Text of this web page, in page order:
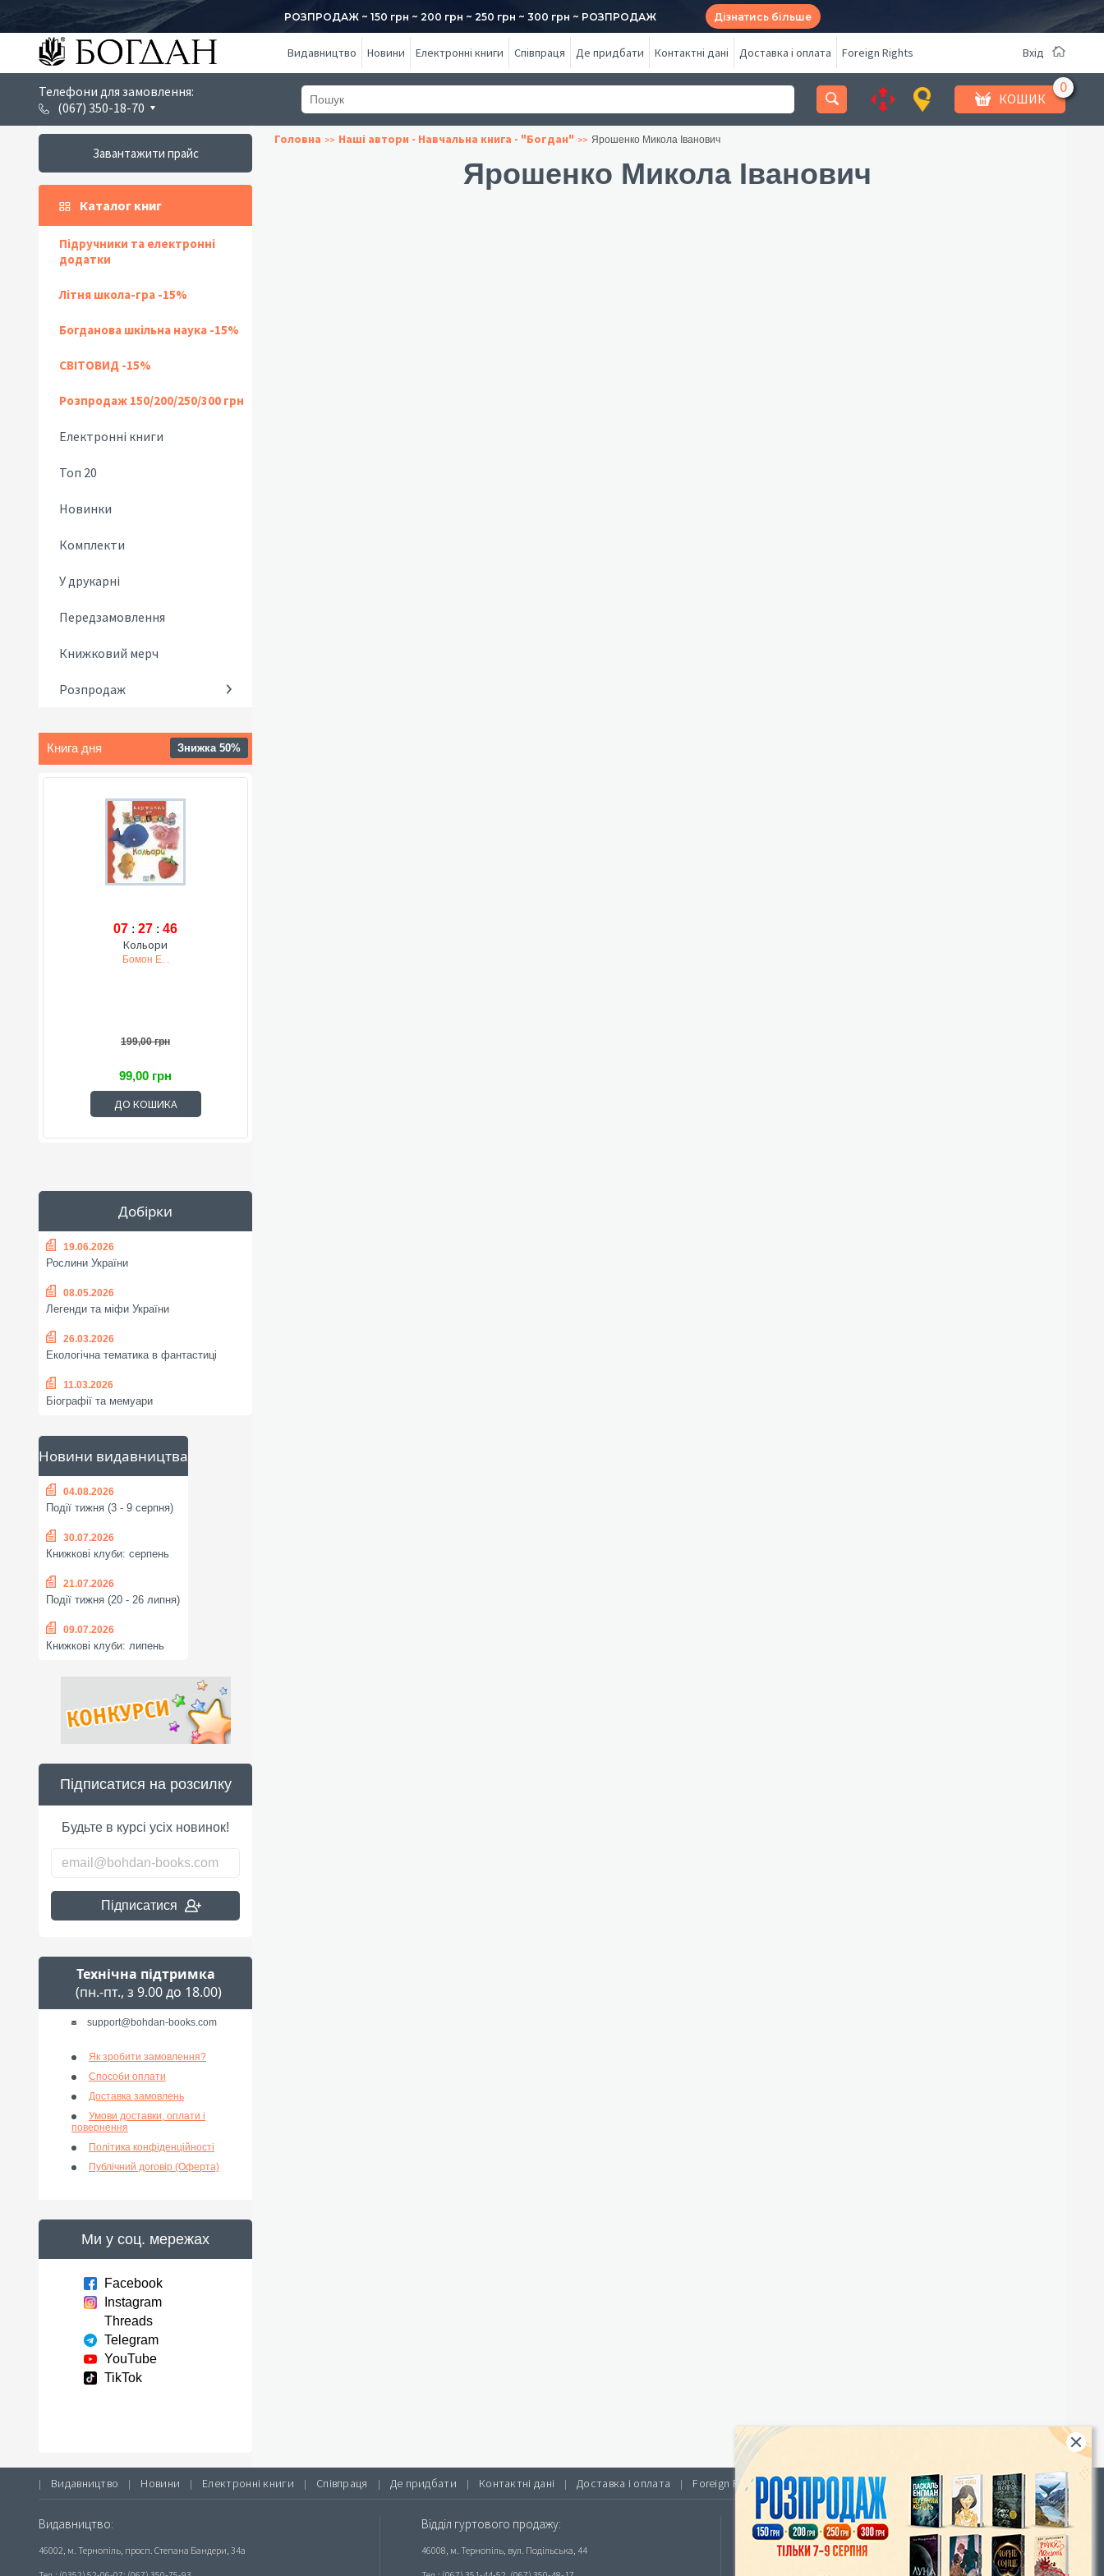
РОЗПРОДАЖ ~ 150 грн ~ 200 грн ~ 250 грн ~ 300 грн ~ РОЗПРОДАЖ Дізнатись більше
Видавництво Новини Електронні книги Співпраця Де придбати Контактні дані Доставка і оплата Foreign Rights Вхід
Телефони для замовлення:
(067) 350-18-70
КОШИК
Завантажити прайс
Каталог книг
Підручники та електронні
додатки
Літня школа-гра -15%
Богданова шкільна наука -15%
СВІТОВИД -15%
Розпродаж 150/200/250/300 грн
Електронні книги
Топ 20
Новинки
Комплекти
У друкарні
Передзамовлення
Книжковий мерч
Розпродаж
Книга дня Знижка 50%
07 : 27 : 45
Кольори
Бомон Е. .
199,00 грн
99,00 грн
ДО КОШИКА
Добірки
19.06.2026
Рослини України
08.05.2026
Легенди та міфи України
26.03.2026
Екологічна тематика в фантастиці
11.03.2026
Біографії та мемуари
Новини видавництва
04.08.2026
Події тижня (3 - 9 серпня)
30.07.2026
Книжкові клуби: серпень
21.07.2026
Події тижня (20 - 26 липня)
09.07.2026
Книжкові клуби: липень
Підписатися на розсилку
Будьте в курсі усіх новинок!
Підписатися
Технічна підтримка
(пн.-пт., з 9.00 до 18.00)
support@bohdan-books.com
Як зробити замовлення?
Способи оплати
Доставка замовлень
Умови доставки, оплати і
повернення
Політика конфіденційності
Публічний договір (Оферта)
Ми у соц. мережах
Facebook
Instagram
Threads
Telegram
YouTube
TikTok
Головна Наші автори - Навчальна книга - "Богдан" Ярошенко Микола Іванович
Ярошенко Микола Іванович
| Видавництво | Новини | Електронні книги | Співпраця | Де придбати | Контактні дані | Доставка і оплата | Foreign Rights |
Видавництво:
46002, м. Тернопіль, просп. Степана Бандери, 34а
Відділ гуртового продажу:
46008, м. Тернопіль, вул. Подільська, 44
Інтернет-магазин «Видавництво Богдан»:
46018, м. Тернопіль, А/С 529